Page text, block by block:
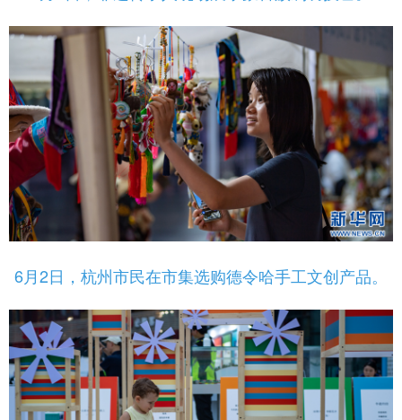
6月2日，杭州市民在市集选购德令哈手工文创产品。